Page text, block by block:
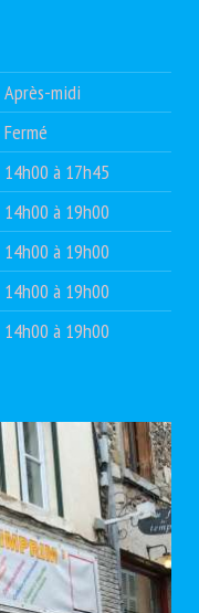
Après-midi
Fermé
14h00 à 17h45
14h00 à 19h00
14h00 à 19h00
14h00 à 19h00
14h00 à 19h00